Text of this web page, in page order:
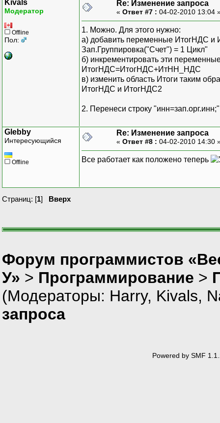
Kivals
Модератор
Offline
Пол:
Re: Изменение запроса
« Ответ #7 : 04-02-2010 13:04
1. Можно. Для этого нужно:
а) добавить переменные ИтогНДС и
Зап.Группировка("Счет") = 1 Цикл"
б) инкрементировать эти
ИтогНДС=ИтогНДС+ИтНН_НДС
в) изменить область Итоги таким
ИтогНДС и ИтогНДС2
2. Перенеси строку
Glebby
Интересующийся
Offline
Re: Изменение запроса
« Ответ #8 : 04-02-2010 14:30
Все работает как положено теперь
Страниц: [1] Вверх
Форум программистов
У» > Программирование >
(Модераторы: Harry, Kivals,
запроса
Powered by SMF